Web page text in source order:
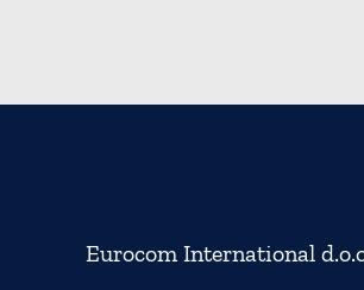
Eurocom International